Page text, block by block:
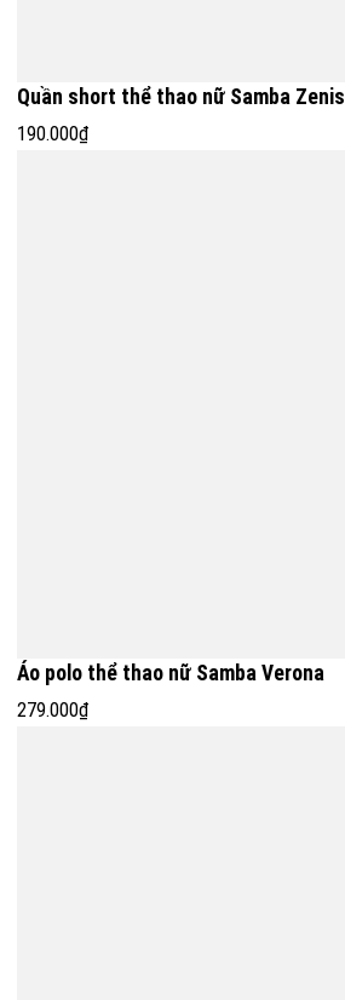
Quần short thể thao nữ Samba Zenis
190.000₫
Áo polo thể thao nữ Samba Verona
279.000₫